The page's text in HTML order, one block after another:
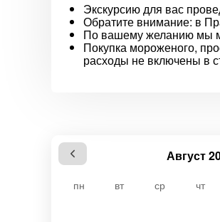
Экскурсию для вас
Обратите внимание: в
По вашему желанию мы
Покупка мороженого,
расходы не включены в
Август
пн вт ср чт